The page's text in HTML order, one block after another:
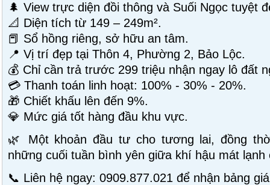
🌲 View trực diện đồi thông và Suối Ngọc tuyệt
📐 Diện tích từ 149 – 249m².
📕 Sổ hồng riêng, sở hữu an tâm.
📍 Vị trí đẹp tại Thôn 4, Phường 2, Bảo Lộc.
💰 Chỉ cần trả trước 299 triệu nhận ngay lô đất
💳 Thanh toán linh hoạt: 100% - 30% - 20%.
🎁 Chiết khấu lên đến 9%.
💎 Mức giá tốt hàng đầu khu vực.
🌿 Một khoản đầu tư cho tương lai, đồng
những cuối tuần bình yên giữa khí hậu mát lạnh
📞 Liên hệ ngay: 0909.877.021 để nhận bảng